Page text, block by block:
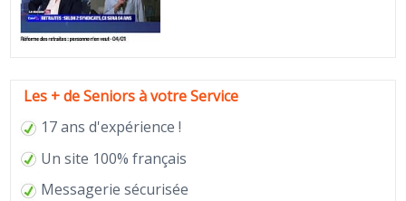
Les + de Seniors à votre Service
17 ans d'expérience !
Un site 100% français
Messagerie sécurisée